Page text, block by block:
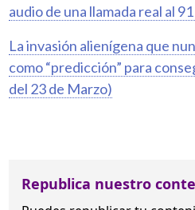
audio de una llamada real al
La invasión alienígena que
como “predicción” para
del 23 de Marzo)
Republica nuestro